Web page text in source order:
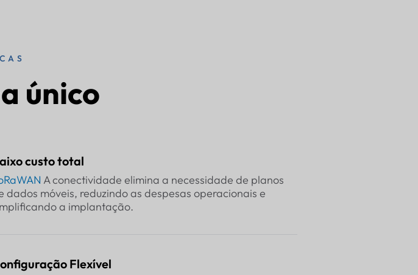
único
custo total
A conectividade elimina a necessidade de planos
dados móveis, reduzindo as despesas operacionais e
a implantação.
Flexível